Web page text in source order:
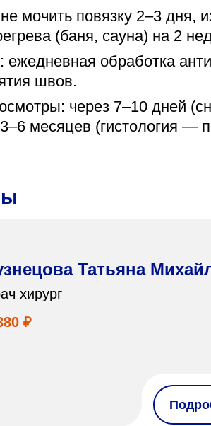
мочить повязку 2–3 дня,
(баня, сауна) на 2
ежедневная обработка
швов.
через 7–10 дней
месяцев (гистология —
Татьяна
хирург
₽